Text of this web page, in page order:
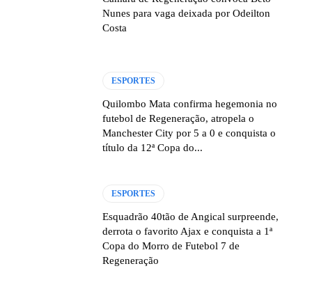
Nunes para vaga deixada por Odeilton
Costa
ESPORTES
Quilombo Mata confirma hegemonia no
futebol de Regeneração, atropela o
Manchester City por 5 a 0 e conquista o
título da 12ª Copa do...
ESPORTES
Esquadrão 40tão de Angical surpreende,
derrota o favorito Ajax e conquista a 1ª
Copa do Morro de Futebol 7 de
Regeneração